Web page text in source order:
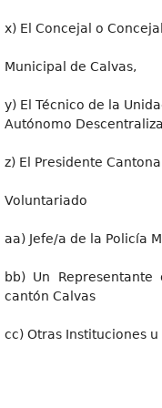
x) El Concejal o
Municipal de Calvas,
y) El Técnico de la
Autónomo
z) El Presidente
Voluntariado
aa) Jefe/a de la Policía
bb) Un
cantón Calvas
cc) Otras Instituciones